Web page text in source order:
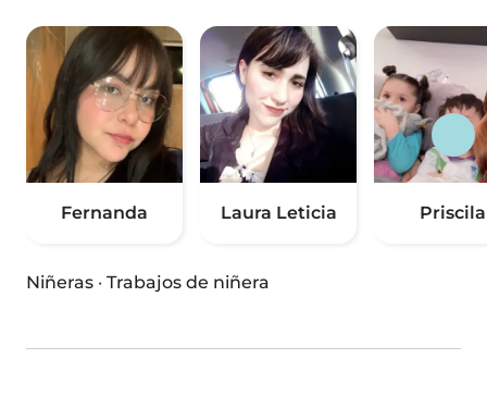
Fernanda Laura Leticia Priscila
Niñeras · Trabajos de niñera